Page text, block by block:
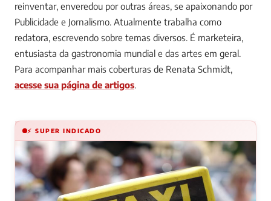
reinventar, enveredou por outras áreas, se apaixonando por
Publicidade e Jornalismo. Atualmente trabalha como
redatora, escrevendo sobre temas diversos. É marketeira,
entusiasta da gastronomia mundial e das artes em geral.
Para acompanhar mais coberturas de Renata Schmidt,
acesse sua página de artigos.
⚡ SUPER INDICADO